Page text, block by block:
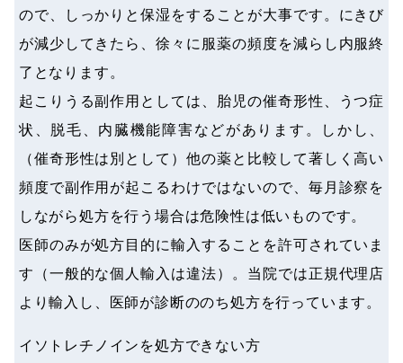
ので、しっかりと保湿をすることが大事です。にきび
が減少してきたら、徐々に服薬の頻度を減らし内服終
了となります。
起こりうる副作用としては、胎児の催奇形性、うつ症
状、脱毛、内臓機能障害などがあります。しかし、
（催奇形性は別として）他の薬と比較して著しく高い
頻度で副作用が起こるわけではないので、毎月診察を
しながら処方を行う場合は危険性は低いものです。
医師のみが処方目的に輸入することを許可されていま
す（一般的な個人輸入は違法）。当院では正規代理店
より輸入し、医師が診断ののち処方を行っています。
イソトレチノインを処方できない方